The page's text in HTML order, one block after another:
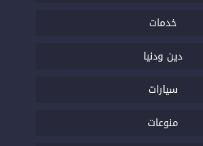
خدمات
دين ودنيا
سيارات
منوعات